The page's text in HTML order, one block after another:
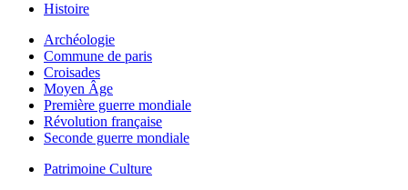
Histoire
Archéologie
Commune de paris
Croisades
Moyen Âge
Première guerre mondiale
Révolution française
Seconde guerre mondiale
Patrimoine Culture